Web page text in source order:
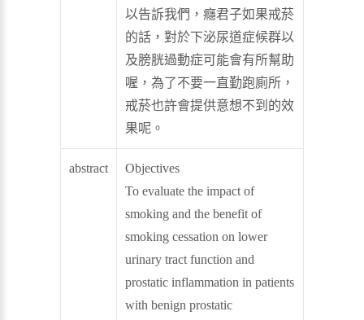
以告訴我們，癮君子如果戒菸
的話，對於下泌尿道症候群以
及膀胱過動症可能會有所幫助
喔，為了不要一直勤跑廁所，
戒菸也許會提供意想不到的效
果呢。
abstract
Objectives
To evaluate the impact of
smoking and the benefit of
smoking cessation on lower
urinary tract function and
prostatic inflammation in patients
with benign prostatic